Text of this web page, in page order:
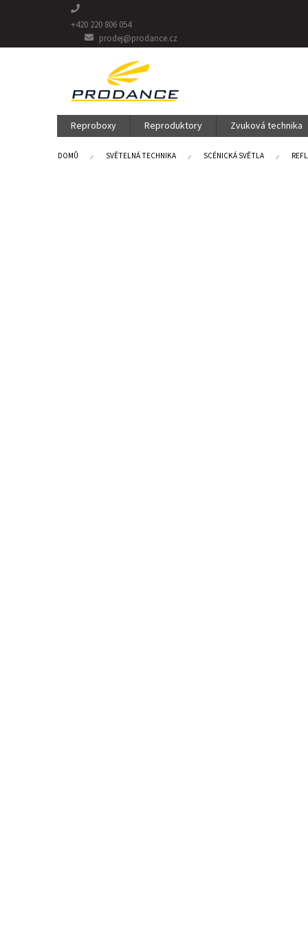
+420 220 806 054
prodej@prodance.cz
Reproboxy Reproduktory Zvuková technika
DOMŮ SVĚTELNÁ TECHNIKA SCÉNICKÁ SVĚTLA